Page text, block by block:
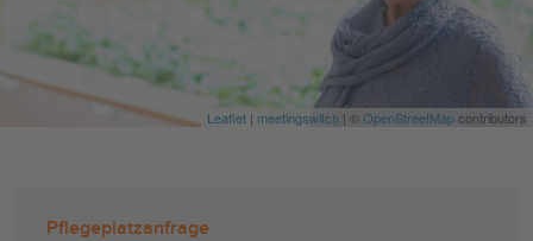
Leaflet | meetingswitch | ©OpenStreetMapcontributors
Pflegeplatzanfrage